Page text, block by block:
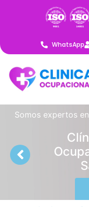
WhatsApp
Somos expertos